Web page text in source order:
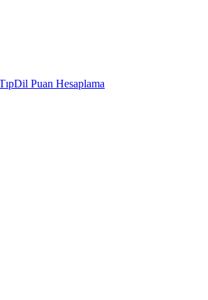
Puan Hesaplama